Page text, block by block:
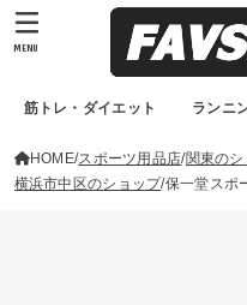
筋トレ・ダイエット ランニ
MENU
HOME スポーツ用品店 関東の
横浜市中区のショップ 保一堂スポ